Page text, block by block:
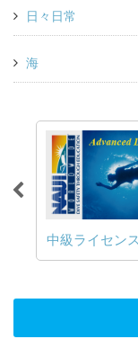
日々日常
海
ファンダ